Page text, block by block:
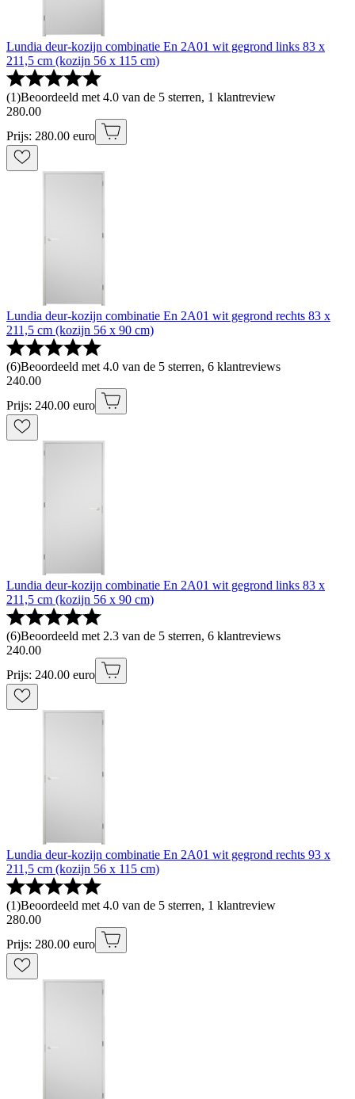
Lundia deur-kozijn combinatie En 2A01 wit gegrond links 83 x
211,5 cm (kozijn 56 x 115 cm)
(1)Beoordeeld met 4.0 van de 5 sterren, 1 klantreview
280.00
Prijs: 280.00 euro
Lundia deur-kozijn combinatie En 2A01 wit gegrond rechts 83 x
211,5 cm (kozijn 56 x 90 cm)
(6)Beoordeeld met 4.0 van de 5 sterren, 6 klantreviews
240.00
Prijs: 240.00 euro
Lundia deur-kozijn combinatie En 2A01 wit gegrond links 83 x
211,5 cm (kozijn 56 x 90 cm)
(6)Beoordeeld met 2.3 van de 5 sterren, 6 klantreviews
240.00
Prijs: 240.00 euro
Lundia deur-kozijn combinatie En 2A01 wit gegrond rechts 93 x
211,5 cm (kozijn 56 x 115 cm)
(1)Beoordeeld met 4.0 van de 5 sterren, 1 klantreview
280.00
Prijs: 280.00 euro